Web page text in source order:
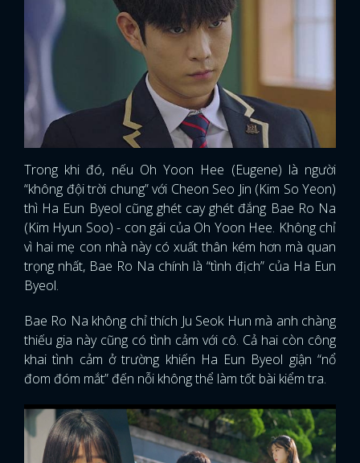
Trong khi đó, nếu Oh Yoon Hee (Eugene) là người
“không đội trời chung” với Cheon Seo Jin (Kim So Yeon)
thì Ha Eun Byeol cũng ghét cay ghét đắng Bae Ro Na
(Kim Hyun Soo) - con gái của Oh Yoon Hee. Không chỉ
vì hai mẹ con nhà này có xuất thân kém hơn mà quan
trọng nhất, Bae Ro Na chính là “tình địch” của Ha Eun
Byeol.
Bae Ro Na không chỉ thích Ju Seok Hun mà anh chàng
thiếu gia này cũng có tình cảm với cô. Cả hai còn công
khai tình cảm ở trường khiến Ha Eun Byeol giận “nổ
đom đóm mắt” đến nỗi không thể làm tốt bài kiểm tra.